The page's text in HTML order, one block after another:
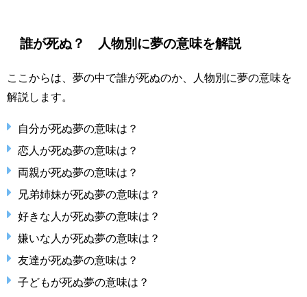
誰が死ぬ？ 人物別に夢の意味を解説
ここからは、夢の中で誰が死ぬのか、人物別に夢の意味を
解説します。
自分が死ぬ夢の意味は？
恋人が死ぬ夢の意味は？
両親が死ぬ夢の意味は？
兄弟姉妹が死ぬ夢の意味は？
好きな人が死ぬ夢の意味は？
嫌いな人が死ぬ夢の意味は？
友達が死ぬ夢の意味は？
子どもが死ぬ夢の意味は？